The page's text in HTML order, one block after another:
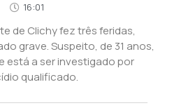
16:01
de Clichy fez três feridas,
grave. Suspeito, de 31 anos,
está a ser investigado por
qualificado.